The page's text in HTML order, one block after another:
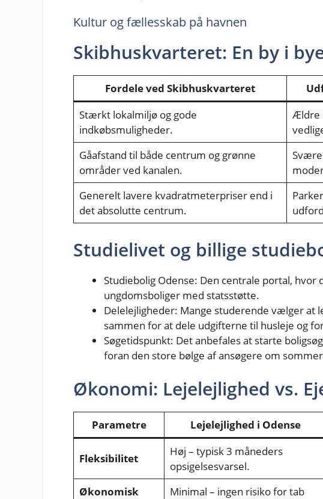
Kultur og fællesskab på havnen
Skibhuskvarteret: En by i
Fordele ved Skibhuskvarteret
Stærkt lokalmiljø og gode
indkøbsmuligheder.
Ældre
Gåafstand til både centrum og grønne
områder ved kanalen.
Generelt lavere kvadratmeterpriser end i
det absolutte centrum.
Studielivet og billige
Studiebolig Odense: Den centrale portal,
ungdomsboliger med statsstøtte.
Delelejligheder: Mange studerende vælger at
sammen for at dele udgifterne til husleje og
Søgetidspunkt: Det anbefales at starte
foran den store bølge af ansøgere om
Økonomi: Lejelejlighed vs.
Parametre Lejelejlighed i Odense
Fleksibilitet
Høj – typisk 3 måneders
opsigelsesvarsel.
Økonomisk
Minimal – ingen risiko for tab